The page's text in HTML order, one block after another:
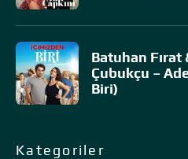
Batuhan Fırat
Çubukçu –
Biri)
Kategoriler